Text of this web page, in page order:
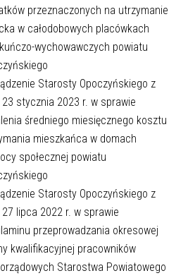
przeznaczonych na utrzymanie
w całodobowych placówkach
wychowawczych powiatu
Starosty Opoczyńskiego z
23 stycznia 2023 r. w sprawie
średniego miesięcznego kosztu
mieszkańca w domach
społecznej powiatu
Starosty Opoczyńskiego z
27 lipca 2022 r. w sprawie
przeprowadzania okresowej
kwalifikacyjnej pracowników
Starostwa Powiatowego